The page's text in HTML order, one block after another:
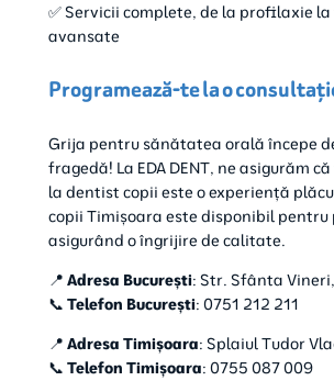
✅ Servicii complete, de la profilaxie
avansate
Programează-te la o
Grija pentru sănătatea orală începe
fragedă! La EDA DENT, ne asigurăm
la dentist copii este o experiență
copii Timișoara este disponibil pentru
asigurând o îngrijire de calitate.
📍 Adresa București: Str. Sfânta
📞 Telefon București: 0751 212 211
📍 Adresa Timișoara: Splaiul Tudor
📞 Telefon Timișoara: 0755 087 009